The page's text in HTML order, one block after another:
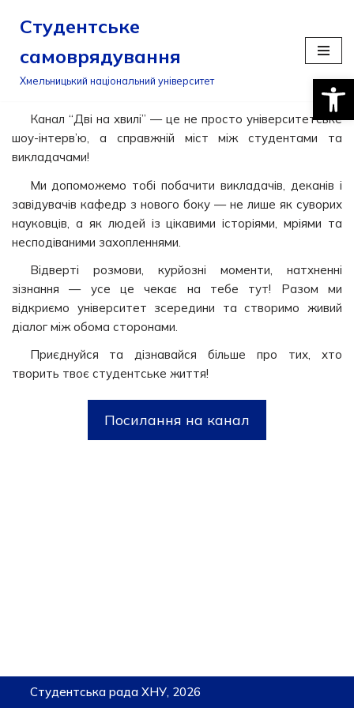
Перейти
до
вмісту
Студентське
самоврядування
Хмельницький національний університет
Канал “Дві на хвилі” — це не просто університетське
шоу-інтерв’ю, а справжній міст між студентами та
викладачами!
Ми допоможемо тобі побачити викладачів, деканів і
завідувачів кафедр з нового боку — не лише як суворих
науковців, а як людей із цікавими історіями, мріями та
несподіваними захопленнями.
Відверті розмови, курйозні моменти, натхненні
зізнання — усе це чекає на тебе тут! Разом ми
відкриємо університет зсередини та створимо живий
діалог між обома сторонами.
Приєднуйся та дізнавайся більше про тих, хто
творить твоє студентське життя!
Посилання на канал
Студентська рада ХНУ, 2026